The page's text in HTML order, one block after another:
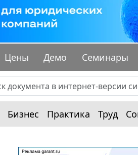
Цены Демо Семинары
Бизнес Практика Труд